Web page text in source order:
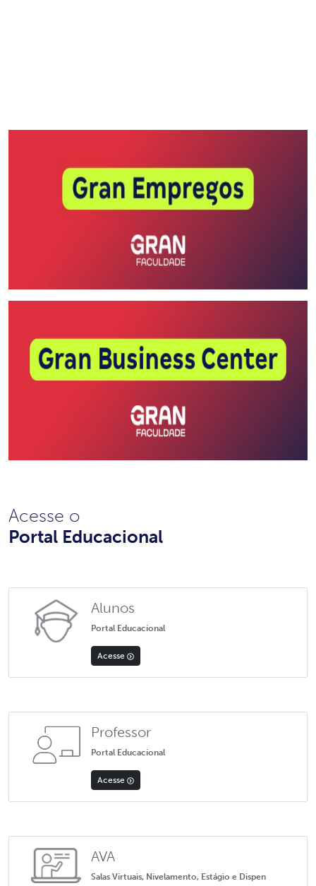
Acesse o
Portal Educacional
Alunos
Portal Educacional
Acesse
Professor
Portal Educacional
Acesse
AVA
Salas Virtuais, Nivelamento, Estágio e Dispen